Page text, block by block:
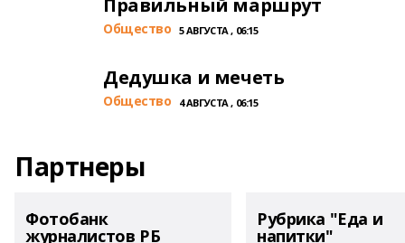
Правильный маршрут
Общество 5 АВГУСТА , 06:15
Дедушка и мечеть
Общество 4 АВГУСТА , 06:15
Партнеры
Фотобанк
журналистов РБ
Рубрика "Еда и
напитки"